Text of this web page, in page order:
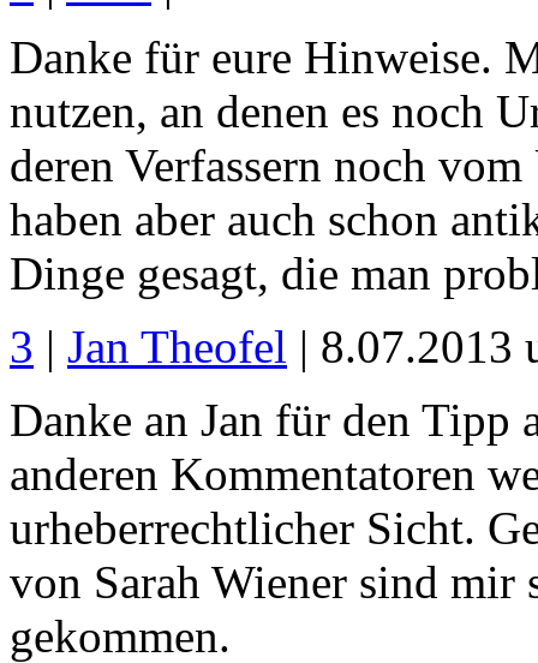
Danke für eure Hinweise.
nutzen, an denen es noch
deren Verfassern noch
haben aber auch schon
Dinge gesagt, die man
3 | Jan Theofel | 8.07.2013
Danke an Jan für den Tipp
anderen Kommentatoren
urheberrechtlicher Sicht.
von Sarah Wiener sind mir
gekommen.